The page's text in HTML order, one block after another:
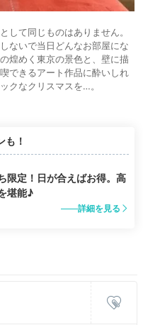
して同じものはありません。
ないで当日どんなお部屋にな
煌めく東京の景色と、壁に描
できるアート作品に酔いしれ
クなクリスマスを…。
も！
限定！日が合えばお得。高
堪能♪
詳細を見る